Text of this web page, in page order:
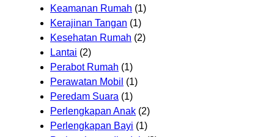
Keamanan Rumah (1)
Kerajinan Tangan (1)
Kesehatan Rumah (2)
Lantai (2)
Perabot Rumah (1)
Perawatan Mobil (1)
Peredam Suara (1)
Perlengkapan Anak (2)
Perlengkapan Bayi (1)